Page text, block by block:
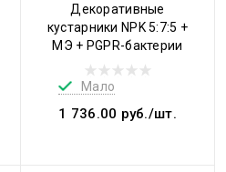
Декоративные
кустарники NPK 5:7:5 +
МЭ + PGPR-бактерии
Мало
1 736.00 руб./шт.